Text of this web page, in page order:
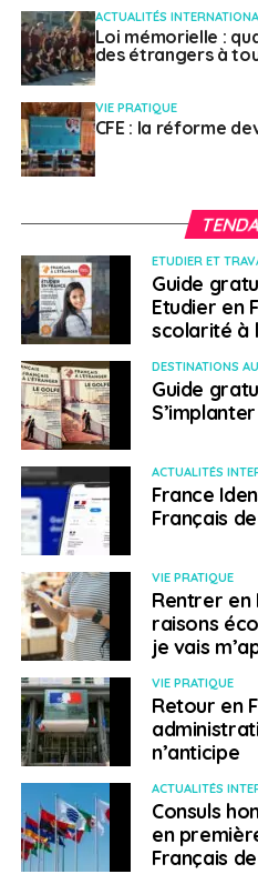
être déposées tout au long
SUJETS ASSOCIÉS:
A SUIVRE
Rapport Oxfam France :
d’après, les riches font
Mondial-2022 : le Qatar
Louise
ACTUALITÉS
Loi mémorielle :
des étrangers à
VIE PRATIQUE
CFE : la réforme
ETUDIER ET
Guide
Etudier en
scolarité à
DESTINATIONS
Guide
ACTUALITÉS
France
Français
VIE PRATIQUE
Rentrer en
raisons
je vais
VIE PRATIQUE
Retour en
n’anticipe
ACTUALITÉS
Consuls
en
Français